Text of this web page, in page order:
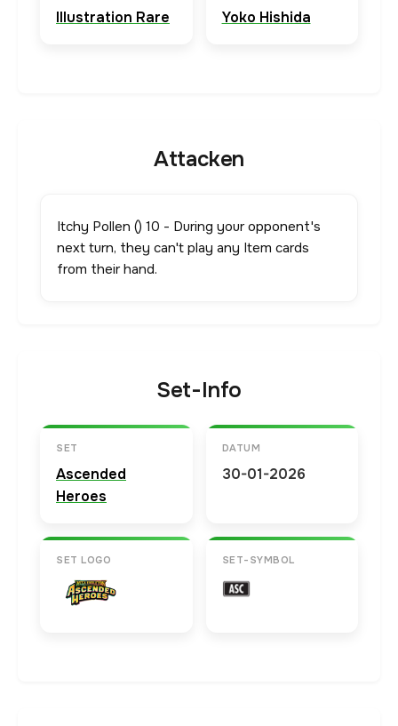
Illustration Rare Yoko Hishida
Attacken
Itchy Pollen () 10 - During your opponent's
next turn, they can't play any Item cards
from their hand.
Set-Info
SET
Ascended
Heroes
DATUM
30-01-2026
SET LOGO SET-SYMBOL